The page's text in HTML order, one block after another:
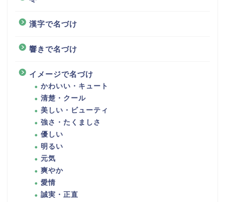
漢字で名づけ
響きで名づけ
イメージで名づけ
かわいい・キュート
清楚・クール
美しい・ビューティ
強さ・たくましさ
優しい
明るい
元気
爽やか
愛情
誠実・正直